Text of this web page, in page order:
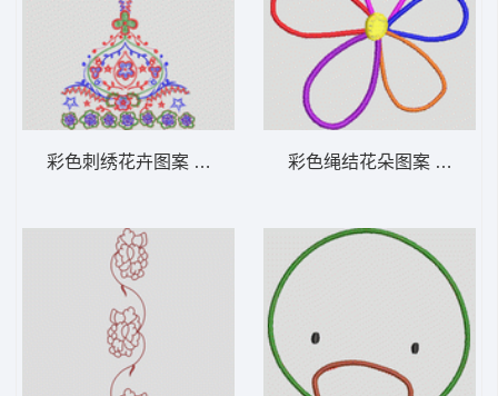
彩色刺绣花卉图案 女装服装时装 彩色绳结花朵